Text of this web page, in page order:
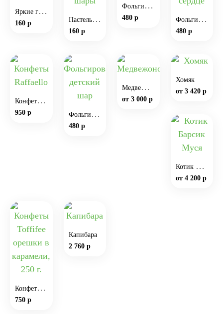
Я
ркие гелиевые шары
160 р П
астельные гелиевые шары
160 р
Ф
ольгированный шар
480 р Ф
ольгированный шар сердце
480 р
К
онфеты Raffaello
950 р Ф
ольгированный детский шар
480 р
М
едвежонок
от 3 000 р
Хомяк
от 3 420 р
К
отик Барсик Муся
от 4 200 р
К
онфеты Toffifee орешки в карамели, 250 г.
750 р
Капибара
2 760 р